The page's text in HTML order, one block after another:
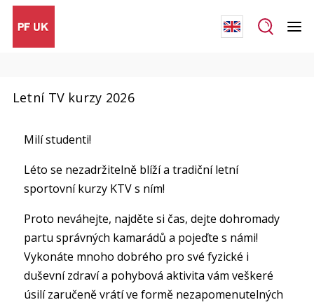
Letní TV kurzy 2026
Milí studenti!
Léto se nezadržitelně blíží a tradiční letní
sportovní kurzy KTV s ním!
Proto neváhejte, najděte si čas, dejte dohromady
partu správných kamarádů a pojeďte s námi!
Vykonáte mnoho dobrého pro své fyzické i
duševní zdraví a pohybová aktivita vám veškeré
úsilí zaručeně vrátí ve formě nezapomenutelných